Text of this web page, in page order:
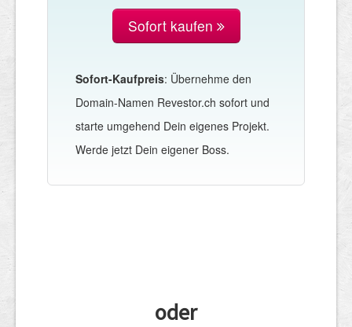
Sofort kaufen
Sofort-Kaufpreis: Übernehme den
Domain-Namen Revestor.ch sofort und
starte umgehend Dein eigenes Projekt.
Werde jetzt Dein eigener Boss.
oder